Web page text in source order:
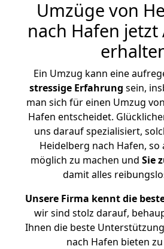
Umzüge von
nach Hafen
Ein Umzug kann eine
stressige Erfahrung sein,
man sich für einen Umzug
Hafen entscheidet.
uns darauf spezialisiert,
Heidelberg nach Hafen, so
möglich zu machen und Sie
damit alles
Unsere Firma kennt die
wir sind stolz darauf,
Ihnen die beste
nach Hafen bieten